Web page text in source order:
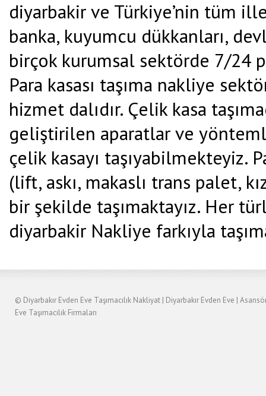
diyarbakir ve Türkiye’nin tüm
banka, kuyumcu dükkanları,
birçok kurumsal sektörde 7/24
Para kasası taşıma nakliye
hizmet dalıdır. Çelik kasa
geliştirilen aparatlar ve
çelik kasayı taşıyabilmekteyiz.
(lift, askı, makaslı trans palet,
bir şekilde taşımaktayız. Her
diyarbakir Nakliye farkıyla
© Diyarbakır Evden Eve Taşımacılık Nakliyat | Diyarbakır Evden Eve |
Eve Taşımacılık Firmaları